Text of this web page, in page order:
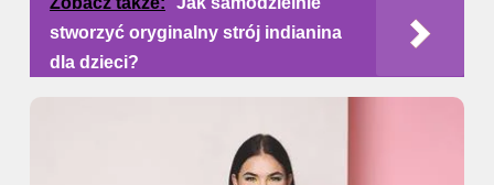
stworzyć oryginalny strój indianina
dla dzieci?